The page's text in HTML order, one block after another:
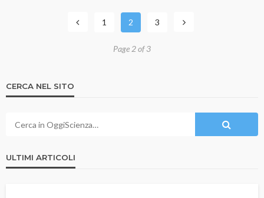
1 2 3
Page 2 of 3
CERCA NEL SITO
ULTIMI ARTICOLI